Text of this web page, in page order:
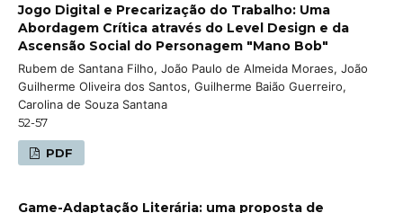
Jogo Digital e Precarização do Trabalho: Uma
Abordagem Crítica através do Level Design e da
Ascensão Social do Personagem "Mano Bob"
Rubem de Santana Filho, João Paulo de Almeida Moraes, João
Guilherme Oliveira dos Santos, Guilherme Baião Guerreiro,
Carolina de Souza Santana
52-57
PDF
Game-Adaptação Literária: uma proposta de